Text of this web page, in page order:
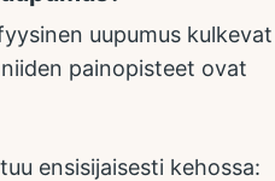
uupumus kulkevat
painopisteet ovat
ensisijaisesti kehossa: